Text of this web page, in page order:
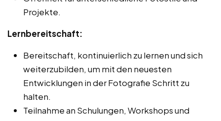
Projekte.
Lernbereitschaft:
Bereitschaft, kontinuierlich zu lernen und sich
weiterzubilden, um mit den neuesten
Entwicklungen in der Fotografie Schritt zu
halten.
Teilnahme an Schulungen, Workshops und